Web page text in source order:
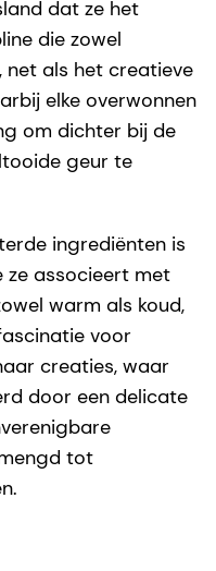
dat ze het
die zowel
als het creatieve
elke overwonnen
om dichter bij de
geur te
ingrediënten is
ze associeert met
warm als koud,
voor
creaties, waar
door een delicate
tot